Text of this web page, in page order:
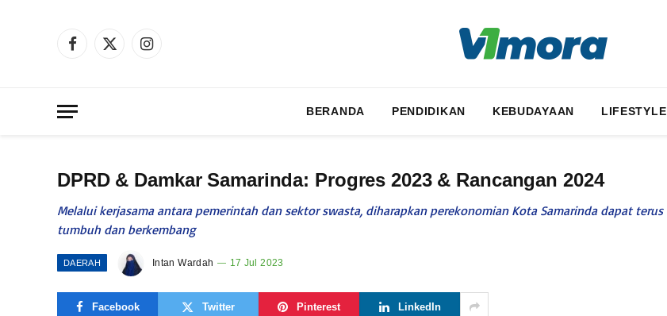
Facebook
X
Instagram
BERANDA PENDIDIKAN KEBUDAYAAN LIFESTYLE
DPRD & Damkar Samarinda: Progres 2023 & Rancangan 2024
Melalui kerjasama antara pemerintah dan sektor swasta, diharapkan perekonomian Kota Samarinda dapat terus
tumbuh dan berkembang
DAERAH Intan Wardah 17 Jul 2023
Facebook Twitter Pinterest LinkedIn